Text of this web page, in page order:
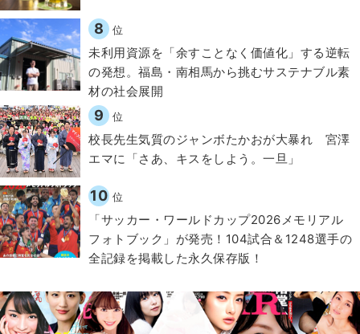
8 位
​​未利用資源を「余すことなく価値化」する逆転
の発想。福島・南相馬から挑むサステナブル素
材の社会展開​
9 位
校長先生気質のジャンボたかおが大暴れ 宮澤
エマに「さあ、キスをしよう。一旦」
10 位
「サッカー・ワールドカップ2026メモリアル
フォトブック」が発売！104試合＆1248選手の
全記録を掲載した永久保存版！